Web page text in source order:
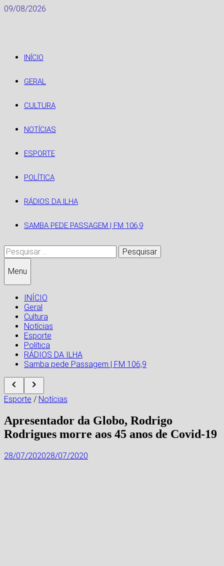
Skip
09/08/2026
INÍCIO
GERAL
CULTURA
NOTÍCIAS
ESPORTE
POLÍTICA
RÁDIOS DA ILHA
SAMBA PEDE PASSAGEM | FM 106,9
Pesquisar
por:
Menu
INÍCIO
Geral
Cultura
Notícias
Esporte
Política
RÁDIOS DA ILHA
Samba pede Passagem | FM 106,9
Esporte / Notícias
Apresentador da Globo, Rodrigo
Rodrigues morre aos 45 anos de Covid-19
28/07/202028/07/2020